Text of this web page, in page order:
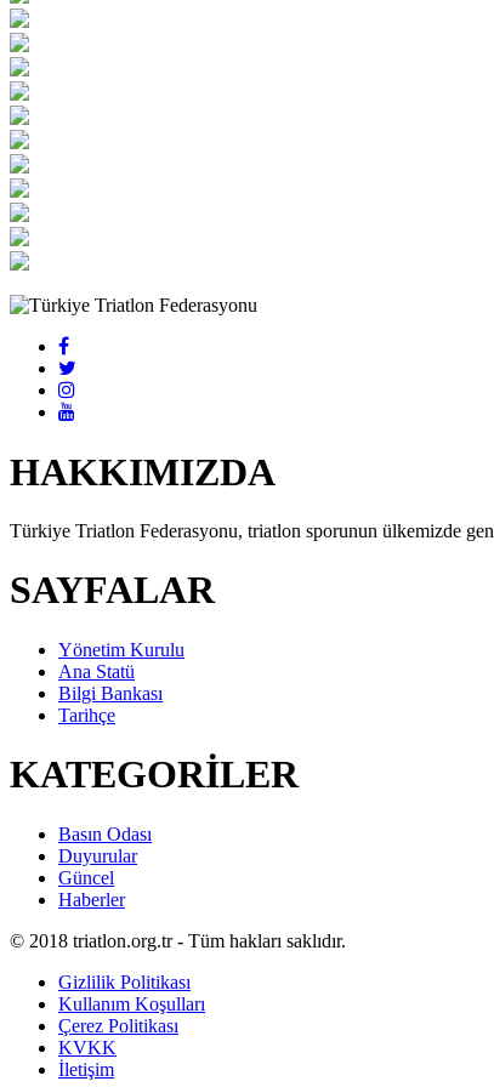
HAKKIMIZDA
Türkiye Triatlon Federasyonu, triatlon sporunun ülkemizde geniş
SAYFALAR
Yönetim Kurulu
Ana Statü
Bilgi Bankası
Tarihçe
KATEGORİLER
Basın Odası
Duyurular
Güncel
Haberler
© 2018 triatlon.org.tr - Tüm hakları saklıdır.
Gizlilik Politikası
Kullanım Koşulları
Çerez Politikası
KVKK
İletişim